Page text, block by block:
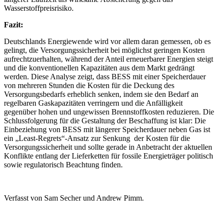
Wasserstoffpreisrisiko.
Fazit:
Deutschlands Energiewende wird vor allem daran gemessen, ob es
gelingt, die Versorgungssicherheit bei möglichst geringen Kosten
aufrechtzuerhalten, während der Anteil erneuerbarer Energien steigt
und die konventionellen Kapazitäten aus dem Markt gedrängt
werden. Diese Analyse zeigt, dass BESS mit einer Speicherdauer
von mehreren Stunden die Kosten für die Deckung des
Versorgungsbedarfs erheblich senken, indem sie den Bedarf an
regelbaren Gaskapazitäten verringern und die Anfälligkeit
gegenüber hohen und ungewissen Brennstoffkosten reduzieren. Die
Schlussfolgerung für die Gestaltung der Beschaffung ist klar: Die
Einbeziehung von BESS mit längerer Speicherdauer neben Gas ist
ein „Least-Regrets“-Ansatz zur Senkung der Kosten für die
Versorgungssicherheit und sollte gerade in Anbetracht der aktuellen
Konflikte entlang der Lieferketten für fossile Energieträger politisch
sowie regulatorisch Beachtung finden.
Verfasst von Sam Secher und Andrew Pimm.